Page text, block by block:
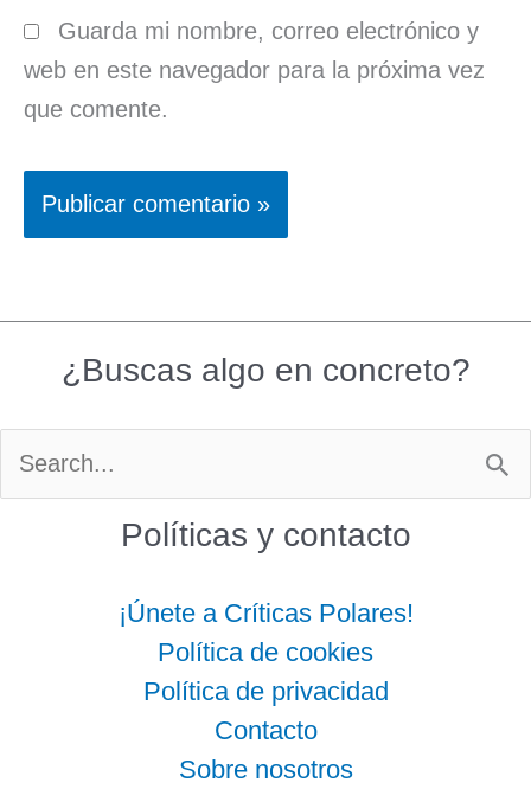
Guarda mi nombre, correo electrónico y
web en este navegador para la próxima vez
que comente.
¿Buscas algo en concreto?
Buscar
Políticas y contacto
¡Únete a Críticas Polares!
Política de cookies
Política de privacidad
Contacto
Sobre nosotros